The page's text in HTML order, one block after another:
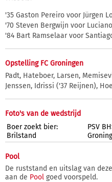
'35 Gaston Pereiro voor Jürgen
'70 Steven Bergwijn voor
'84 Bart Ramselaar voor
Opstelling FC Groningen
Padt, Hateboer, Larsen,
Jenssen, Idrissi ('37 Reijnen),
Foto's van de wedstrijd
Boer zoekt bier:
Brilstand
PSV
Pool
De ruststand en uitslag van
aan de Pool goed voorspeld.